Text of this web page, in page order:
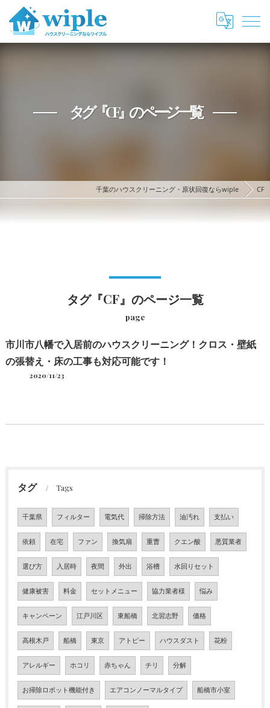
タグ『CF』のページ一覧
千葉のハウスクリーニング・原状回復ならwiple CF
タグ『CF』のページ一覧
page
市川市八幡で入居前のハウスクリーニング！クロス・壁紙
の張替え・床の工事も対応可能です！
2020/11/23
タグ Tags
千葉県 フィルター 電気代 掃除方法 油汚れ 支払い
依頼 在宅 ファン 換気扇 重曹 クエン酸 悪質業者
選び方 入居時 夜間 外出 浴槽 水回りセット
健康被害 料金 セットメニュー 協力業者様 悩み
キャンペーン 江戸川区 東船橋 北習志野 価格
高根木戸 船橋 東京 アトピー ハウスダスト 花粉
アレルギー ホコリ 赤ちゃん チリ 分解
お掃除ロボット機能付き エアコンノーマルタイプ 船橋市小室